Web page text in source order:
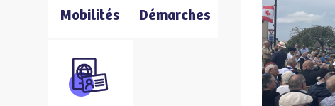
Mobilités Démarches